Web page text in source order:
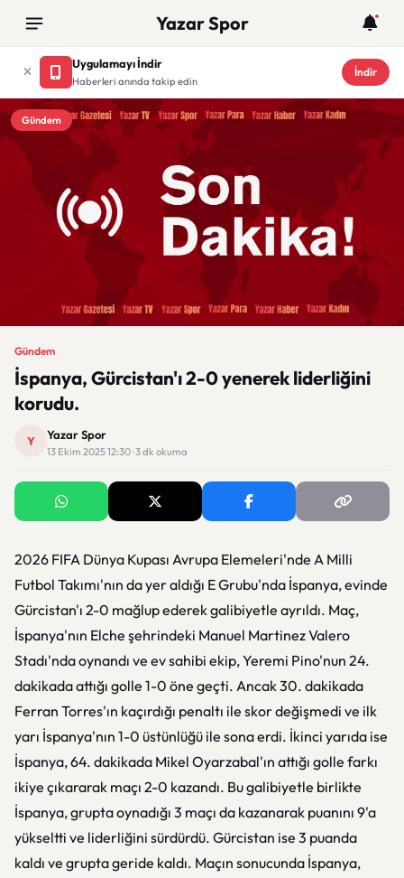
Yazar Spor
Uygulamayı İndir
Haberleri anında takip edin
İndir
Gündem
Gündem
İspanya, Gürcistan'ı 2-0 yenerek liderliğini
korudu.
Y Yazar Spor
13 Ekim 2025 12:30 · 3 dk okuma
2026 FIFA Dünya Kupası Avrupa Elemeleri'nde A Milli
Futbol Takımı'nın da yer aldığı E Grubu'nda İspanya, evinde
Gürcistan'ı 2-0 mağlup ederek galibiyetle ayrıldı. Maç,
İspanya'nın Elche şehrindeki Manuel Martinez Valero
Stadı'nda oynandı ve ev sahibi ekip, Yeremi Pino'nun 24.
dakikada attığı golle 1-0 öne geçti. Ancak 30. dakikada
Ferran Torres'ın kaçırdığı penaltı ile skor değişmedi ve ilk
yarı İspanya'nın 1-0 üstünlüğü ile sona erdi. İkinci yarıda ise
İspanya, 64. dakikada Mikel Oyarzabal'ın attığı golle farkı
ikiye çıkararak maçı 2-0 kazandı. Bu galibiyetle birlikte
İspanya, grupta oynadığı 3 maçı da kazanarak puanını 9'a
yükseltti ve liderliğini sürdürdü. Gürcistan ise 3 puanda
kaldı ve grupta geride kaldı. Maçın sonucunda İspanya,